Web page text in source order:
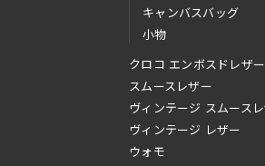
キャンバスバッグ
小物
クロコ エンボスドレザー
スムースレザー
ヴィンテージ スムース
ヴィンテージ レザー
ウォモ